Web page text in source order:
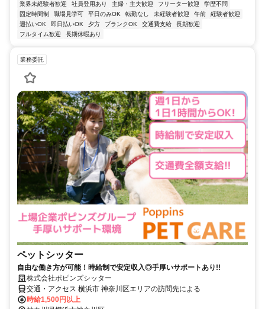
業界未経験者歓迎 社員登用あり 主婦・主夫歓迎 フリーター歓迎
学歴不問
固定時間制
職場見学可 平日のみOK 転勤なし 未経験者歓迎 午前
経験者歓迎
週払いOK
即日払いOK 夕方 ブランクOK 交通費支給
長期歓迎
フルタイム歓迎
長期休暇あり
業務委託
ペットシッター
自由な働き方が可能！時給制で安定収入◎手厚いサポートあり!!
株式会社ポピンズシッター
交通・アクセス 横浜市 神奈川区エリアの訪問先による
時給1,500円以上